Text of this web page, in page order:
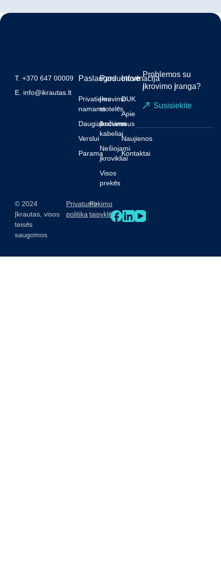
T. +370 647 00009
E. info@ikrautas.lt
Paslaugos
Privatiems
namams
Daugiabučiams
Verslui
Parama
Parduotuvė
Įkrovimo
stotelės
Įkrovimo
kabeliai
Nešiojami
įkrovikliai
Visos
prekės
Informacija
DUK
Apie
mus
Naujienos
Kontaktai
Problemos su
įkrovimo įranga?
Susisiekite
© 2024
Įkrautas, visos
teisės
saugomos
Privatumo
politika
Pirkimo
taisyklės